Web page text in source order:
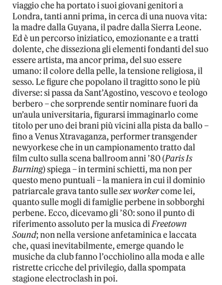
viaggio che ha portato i suoi giovani genitori a
Londra, tanti anni prima, in cerca di una nuova vita:
la madre dalla Guyana, il padre dalla Sierra Leone.
Ed è un percorso iniziatico, emozionante e a tratti
dolente, che disseziona gli elementi fondanti del suo
essere artista, ma ancor prima, del suo essere
umano: il colore della pelle, la tensione religiosa, il
sesso. Le figure che popolano il tragitto sono le più
diverse: si passa da Sant’Agostino, vescovo e teologo
berbero – che sorprende sentir nominare fuori da
un’aula universitaria, figurarsi immaginarlo come
titolo per uno dei brani più vicini alla pista da ballo –
fino a Venus Xtravaganza, performer transgender
newyorkese che in un campionamento tratto dal
film culto sulla scena ballroom anni ’80 (Paris Is
Burning) spiega – in termini schietti, ma non per
questo meno puntuali – la maniera in cui il dominio
patriarcale grava tanto sullesex workercome lei,
quanto sulle mogli di famiglie perbene in sobborghi
perbene. Ecco, dicevamo gli ’80: sono il punto di
riferimento assoluto per la musica diFreetown
Sound; non nella versione anfetaminica e laccata
che, quasi inevitabilmente, emerge quando le
musiche da club fanno l’occhiolino alla moda e alle
ristrette cricche del privilegio, dalla spompata
stagione electroclash in poi.